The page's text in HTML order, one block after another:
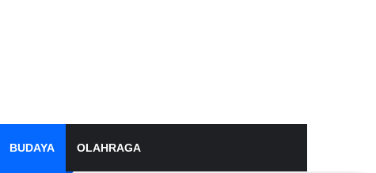
BUDAYA OLAHRAGA